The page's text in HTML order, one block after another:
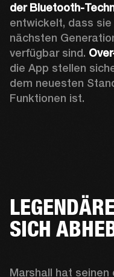
der Bluetooth-
entwickelt, dass
nächsten
verfügbar sind.
die App stellen
dem neuesten
Funktionen ist.
SICH
Marshall hat seinen